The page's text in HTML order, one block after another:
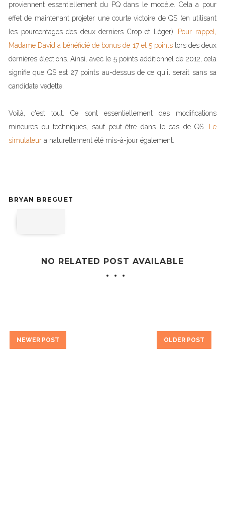
proviennent essentiellement du PQ dans le modèle. Cela a pour
effet de maintenant projeter une courte victoire de QS (en utilisant
les pourcentages des deux derniers Crop et Léger). Pour rappel,
Madame David a bénéficié de bonus de 17 et 5 pointslors des deux
dernières élections. Ainsi, avec le 5 points additionnel de 2012, cela
signifie que QS est 27 points au-dessus de ce qu'il serait sans sa
candidate vedette.
Voilà, c'est tout. Ce sont essentiellement des modifications
mineures ou techniques, sauf peut-être dans le cas de QS.
Le
simulateur a naturellement été mis-à-jour également.
BRYAN BREGUET
NO RELATED POST AVAILABLE
NEWER POST OLDER POST